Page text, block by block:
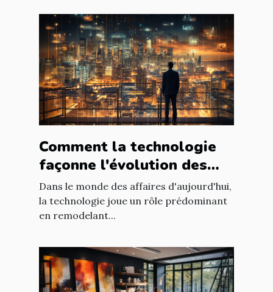
Comment la technologie
façonne l'évolution des
entreprises
Dans le monde des affaires d'aujourd'hui,
la technologie joue un rôle prédominant
en remodelant...